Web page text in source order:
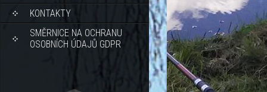
KONTAKTY
SMĚRNICE NA OCHRANU
OSOBNÍCH ÚDAJŮ GDPR